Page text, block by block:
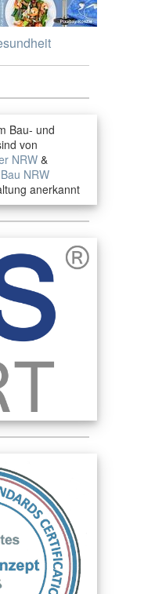
Bau- und
von
NRW&
NRW
anerkannt